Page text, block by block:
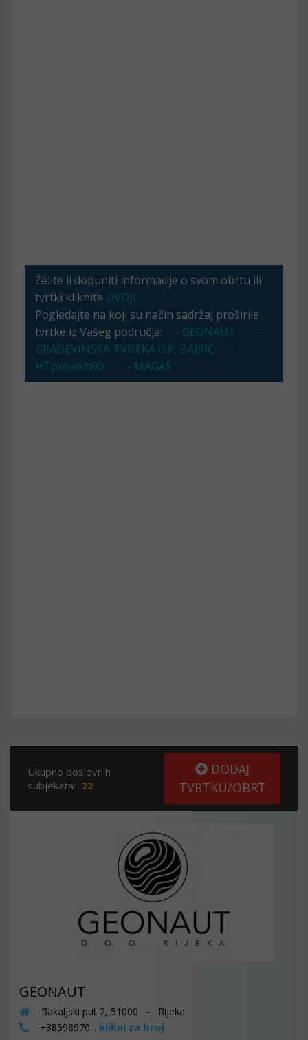
Želite li dopuniti informacije o svom obrtu ili
tvrtki kliknite OVDJE
Pogledajte na koji su način sadržaj proširile
tvrtke iz Vašeg područja:
- GEONAUT
-
GRAĐEVINSKA TVRTKA G.P. BAJRIĆ
-
HTprojekti90
- MAGAŠ
Ukupno poslovnih
subjekata: 22
DODAJ
TVRTKU/OBRT
GEONAUT
Rakaljski put 2, 51000 - Rijeka
+38598970... klikni za broj